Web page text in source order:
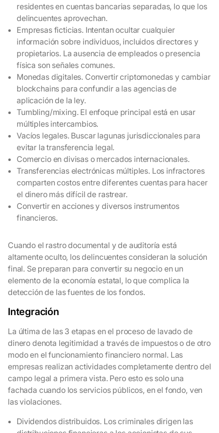
residentes en cuentas bancarias separadas, lo que los
delincuentes aprovechan.
Empresas ficticias. Intentan ocultar cualquier
información sobre individuos, incluidos directores y
propietarios. La ausencia de empleados o presencia
física son señales comunes.
Monedas digitales. Convertir criptomonedas y cambiar
blockchains para confundir a las agencias de
aplicación de la ley.
Tumbling/mixing. El enfoque principal está en usar
múltiples intercambios.
Vacíos legales. Buscar lagunas jurisdiccionales para
evitar la transferencia legal.
Comercio en divisas o mercados internacionales.
Transferencias electrónicas múltiples. Los infractores
comparten costos entre diferentes cuentas para hacer
el dinero más difícil de rastrear.
Convertir en acciones y diversos instrumentos
financieros.
Cuando el rastro documental y de auditoría está
altamente oculto, los delincuentes consideran la solución
final. Se preparan para convertir su negocio en un
elemento de la economía estatal, lo que complica la
detección de las fuentes de los fondos.
Integración
La última de las 3 etapas en el proceso de lavado de
dinero denota legitimidad a través de impuestos o de otro
modo en el funcionamiento financiero normal. Las
empresas realizan actividades completamente dentro del
campo legal a primera vista. Pero esto es solo una
fachada cuando los servicios públicos, en el fondo, ven
las violaciones.
Dividendos distribuidos. Los criminales dirigen las